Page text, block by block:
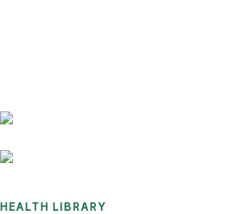
HEALTH LIBRARY